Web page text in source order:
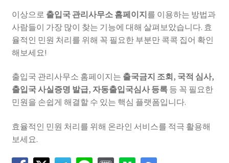
이상으로 출입국 관리사무소 홈페이지를 이용하는 방법과
사람들이 가장 많이 찾는 기능에 대해 살펴보았습니다. 효
율적인 민원 처리를 위해 꼭 필요한 부분만 콕콕 집어 확인
해보세요!
출입국 관리사무소 홈페이지는 출국금지 조회, 국적 심사,
출입국 사실증명 발급, 자동출입국심사 등록등 꼭 필요한
민원을 손쉽게 해결할 수 있는 핵심 플랫폼입니다.
효율적인 민원 처리를 위해 온라인 서비스를 적극 활용해
보세요.